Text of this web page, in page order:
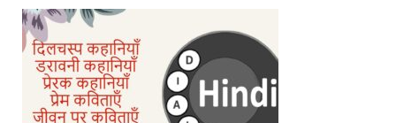
p
p
o
k